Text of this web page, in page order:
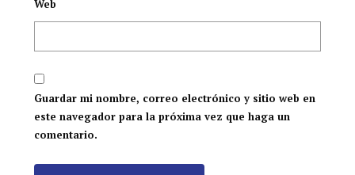
Web
Guardar mi nombre, correo electrónico y sitio web en
este navegador para la próxima vez que haga un
comentario.